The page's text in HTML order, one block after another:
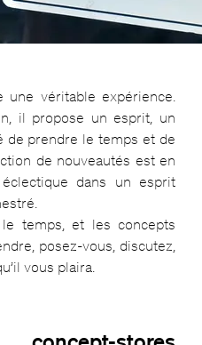
une véritable expérience.
il propose un esprit, un
de prendre le temps et de
de nouveautés est en
dans un esprit
le temps, et les concepts
posez-vous, discutez,
vous plaira.